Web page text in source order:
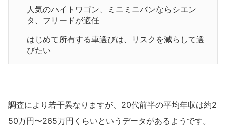
人気のハイトワゴン、ミニミニバンならシエン
タ、フリードが適任
はじめて所有する車選びは、リスクを減らして選
びたい
調査により若干異なりますが、20代前半の平均年収は約2
50万円〜265万円くらいというデータがあるようです。